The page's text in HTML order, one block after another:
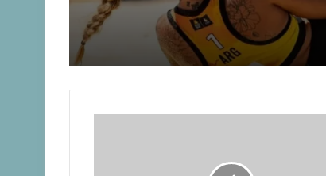
Abdala/Ghigliazza son de oro en